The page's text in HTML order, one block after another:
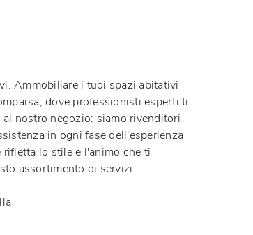
Ammobiliare i tuoi spazi abitativi
dove professionisti esperti ti
nostro negozio: siamo rivenditori
in ogni fase dell'esperienza
lo stile e l'animo che ti
assortimento di servizi